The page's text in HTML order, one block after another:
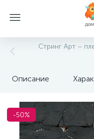
Стринг Арт –
Описание
-50%